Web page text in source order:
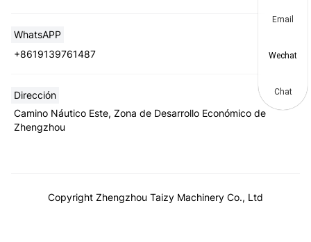
WhatsAPP
+8619139761487
Dirección
Camino Náutico Este, Zona de Desarrollo Económico de
Zhengzhou
Copyright Zhengzhou Taizy Machinery Co., Ltd
Email
Wechat
Chat